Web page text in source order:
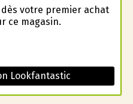
dès votre premier achat
ce magasin.
Lookfantastic